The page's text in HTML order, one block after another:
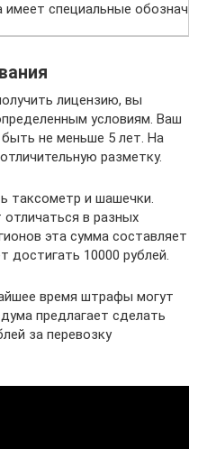
имеет специальные
лицензию, вы
условиям. Ваш
не меньше 5 лет. На
разметку.
таксометр и шашечки.
в разных
эта сумма составляет
достигать 10000 рублей.
время штрафы могут
предлагает сделать
за перевозку